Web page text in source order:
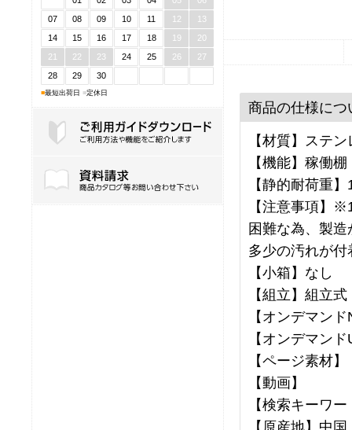
07
08 09 10 11 12
13
14
15 16 17 18 19
20
21
22 23 24 25 26
27
28
29 30
■最短出荷日 ■定休日
商品の仕様につ
【材質】ステ
【機能】稼働棚
【静的耐荷重
【注意事項】
困難な為、製
多少の汚れが
【小箱】なし
【組立】組立式
【オンデマン
【オンデマン
【ページ素材】
【動画】
【検索キーワ
【原産地】中